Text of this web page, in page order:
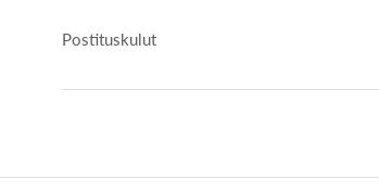
Postituskulut